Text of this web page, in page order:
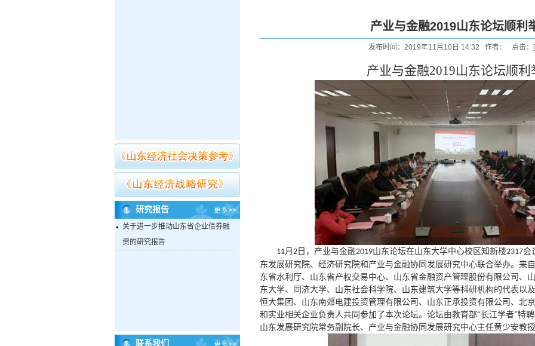
研究报告
更多>>
关于进一步推动山东省企业债券融
资的研究报告
联系我们 更多>>
产业与金融2019山东论坛顺利
发布时间：2019年11月10日 14:32 作者： 点击：[
产业与金融2019山东论坛顺利
11月 2 日，产业与金融2019山东论坛在山东大学中心校区知新楼2317会
东发展研究院、经济研究院和产业与金融协同发展研究中心联合举办。来
东省水利厅、山东省产权交易中心、山东省金融资产管理股份有限公司、
东大学、同济大学、山东社会科学院、山东建筑大学等科研机构的代表以
恒大集团、山东南郊电建投资管理有限公司、山东正承投资有限公司、北
和实业相关企业负责人共同参加了本次论坛。论坛由教育部“长江学者”特
山东发展研究院常务副院长、产业与金融协同发展研究中心主任黄少安教